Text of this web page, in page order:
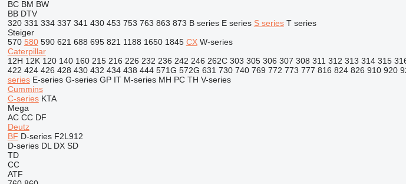
BC BM BW
BB DTV
320 331 334 337 341 430 453 753 763 863 873 B series E series S series T series
Steiger
570 580 590 621 688 695 821 1188 1650 1845 CX W-series
Caterpillar
12H 12K 120 140 160 215 216 226 232 236 242 246 262C 303 305 306 307 308 311 312 313 314 315
422 424 426 428 430 432 434 438 444 571G 572G 631 730 740 769 772 773 777 816 824 826 910 920
series E-series G-series GP IT M-series MH PC TH V-series
Cummins
C-series KTA
Mega
AC CC DF
Deutz
BF D-series F2L912
D-series DL DX SD
TD
CC
ATF